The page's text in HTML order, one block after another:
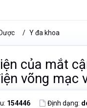
Y đa khoa
của mắt
võng mạc
154446 Định dạng: